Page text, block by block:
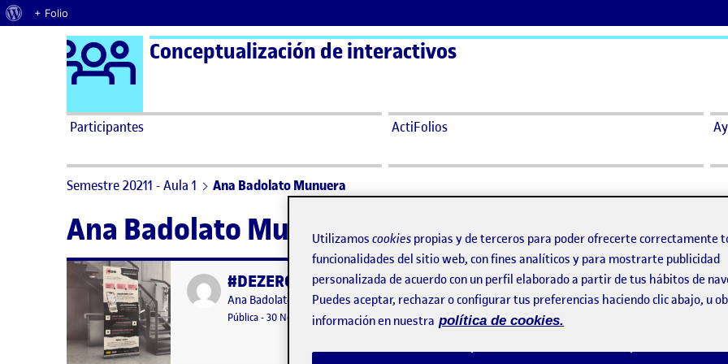
Acerca de WordPress
+ Folio
Saltar al contenido Logo Ágora
Conceptualización de interactivos
Participantes ActiFolios
Semestre 20211 - Aula 1 Ana Badolato Munuera
Ana Badolato Munuera
Publicado por#DEZERO | Solución transversal híbrida a la violencia de género en
Publicado por
Ana Badolato Munuera
Visibilidad:
Pública-Fecha de publicación
30 Nov 202119 marzo, 2024 7:20 pm
-1 comentarioen #DEZERO | Solución transversal híbrida a la violencia de género en España
Utilizamos cookies propias y de terceros para poder ofrecerte correctamente
funcionalidades del sitio web, con fines analíticos y para mostrarte publicidad
personalizada de acuerdo con un perfil elaborado a partir de tus hábitos de
Puedes aceptar, rechazar o configurar tus preferencias haciendo clic abajo, u
información en nuestra política de cookies.